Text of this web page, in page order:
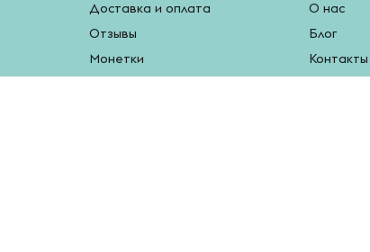
Доставка и оплата
Отзывы
Монетки
О нас
Блог
Контакты